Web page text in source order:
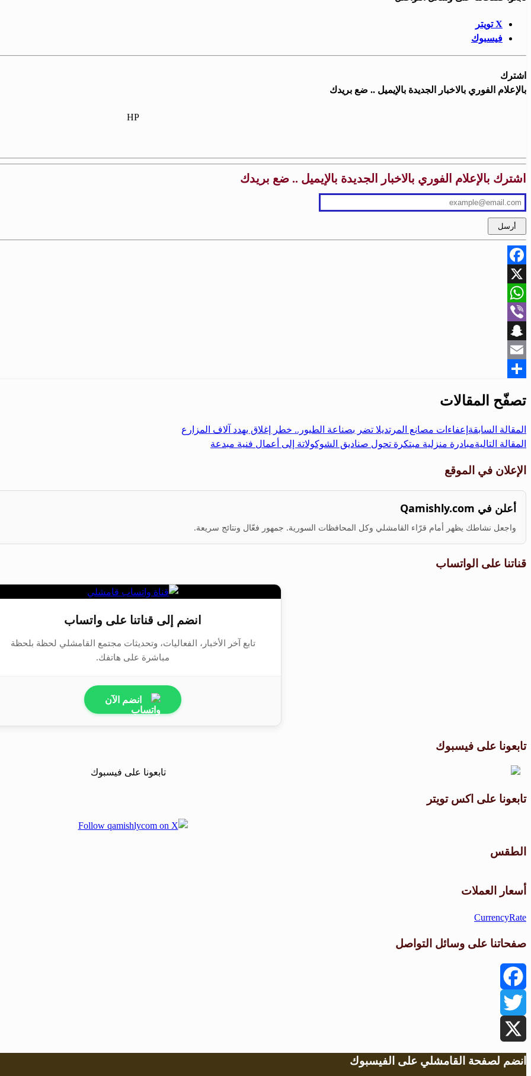
X تويتر
فيسبوك
اشترك
بالإعلام الفوري بالاخبار الجديدة بالإيميل .. ضع بريدك
HP
اشترك بالإعلام الفوري بالاخبار الجديدة بالإيميل .. ضع بريدك
Facebook
X
WhatsApp
Viber
Snapchat
Email
تصفّح المقالات
المقالة السابقة إعفاءات مصانع المرتديلا تضر بصناعة الطيور.. خطر إغلاق يهدد آلاف المزارع
المقالة التاليةمبادرة منزلية مبتكرة تحول صناديق الشوكولاتة إلى أعمال فنية مبدعة
الإعلان في الموقع
أعلن في Qamishly.com
واجعل نشاطك يظهر أمام قرّاء القامشلي وكل المحافظات السورية. جمهور فعّال ونتائج سريعة.
قناتنا على الواتساب
انضم إلى قناتنا على واتساب
تابع آخر الأخبار، الفعاليات، وتحديثات مجتمع القامشلي لحظة بلحظة
مباشرة على هاتفك.
انضم الآن
تابعونا على فيسبوك
تابعونا على اكس تويتر
الطقس
أسعار العملات
CurrencyRate
صفحاتنا على وسائل التواصل
Facebook
Twitter
X
انضم لصفحة القامشلي على الفيسبوك